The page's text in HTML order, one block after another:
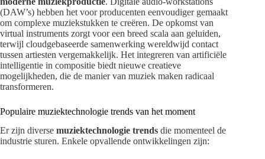
(DAW’s) hebben het voor producenten eenvoudiger gemaakt
om complexe muziekstukken te creëren. De opkomst van
virtual instruments zorgt voor een breed scala aan geluiden,
terwijl cloudgebaseerde samenwerking wereldwijd contact
tussen artiesten vergemakkelijk. Het integreren van artificiële
intelligentie in compositie biedt nieuwe creatieve
mogelijkheden, die de manier van muziek maken radicaal
transformeren.
Populaire muziektechnologie trends van het moment
Er zijn diverse muziektechnologie trends die momenteel de
industrie sturen. Enkele opvallende ontwikkelingen zijn: